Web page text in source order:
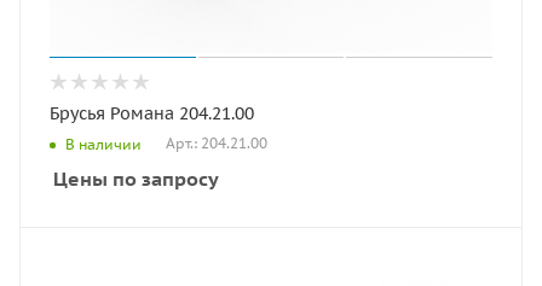
Брусья Романа 204.21.00
В наличии Арт.: 204.21.00
Цены по запросу